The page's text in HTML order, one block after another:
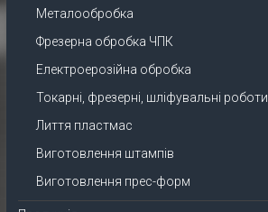
Металообробка
Фрезерна обробка ЧПК
Електроерозійна обробка
Токарні, фрезерні, шліфувальні роботи
Лиття пластмас
Виготовлення штампів
Виготовлення прес-форм